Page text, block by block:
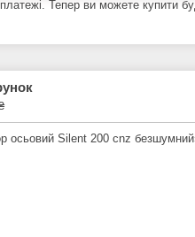
платежі. Тепер ви можете купити
осьовий Silent 200 cnz